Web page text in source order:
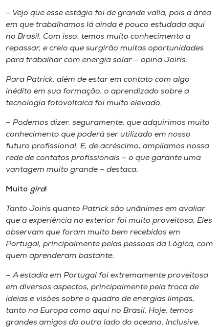
– Vejo que esse estágio foi de grande valia, pois a área
em que trabalhamos lá ainda é pouco estudada aqui
no Brasil. Com isso, temos muito conhecimento a
repassar, e creio que surgirão muitas oportunidades
para trabalhar com energia solar – opina Joiris.
Para Patrick, além de estar em contato com algo
inédito em sua formação, o aprendizado sobre a
tecnologia fotovoltaica foi muito elevado.
– Podemos dizer, seguramente, que adquirimos muito
conhecimento que poderá ser utilizado em nosso
futuro profissional. E, de acréscimo, ampliamos nossa
rede de contatos profissionais – o que garante uma
vantagem muito grande – destaca.
Muito gira!
Tanto Joiris quanto Patrick são unânimes em avaliar
que a experiência no exterior foi muito proveitosa. Eles
observam que foram muito bem recebidos em
Portugal, principalmente pelas pessoas da Lógica, com
quem aprenderam bastante.
– A estadia em Portugal foi extremamente proveitosa
em diversos aspectos, principalmente pela troca de
ideias e visões sobre o quadro de energias limpas,
tanto na Europa como aqui no Brasil. Hoje, temos
grandes amigos do outro lado do oceano. Inclusive,